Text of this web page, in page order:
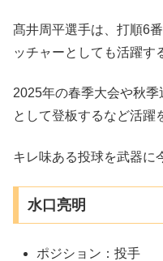
髙井周平選手は、打順6
ッチャーとしても活躍す
2025年の春季大会や秋
として登板するなど活躍
キレ味ある投球を武器に
水口亮明
ポジション：投手